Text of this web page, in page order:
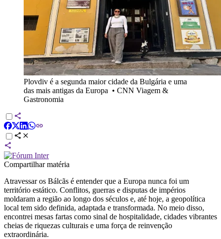
Plovdiv é a segunda maior cidade da Bulgária e uma
das mais antigas da Europa • CNN Viagem &
Gastronomia
Compartilhar matéria
Atravessar os Bálcãs é entender que a Europa nunca foi um
território estático. Conflitos, guerras e disputas de impérios
moldaram a região ao longo dos séculos e, até hoje, a geopolítica
local tem sido definida, adaptada e transformada. No meio disso,
encontrei mesas fartas como sinal de hospitalidade, cidades vibrantes
cheias de riquezas culturais e uma força de reinvenção
extraordinária.